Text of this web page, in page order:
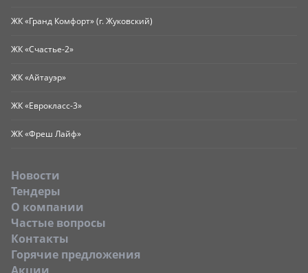
ЖК «Гранд Комфорт» (г. Жуковский)
ЖК «Счастье-2»
ЖК «Айтауэр»
ЖК «Еврокласс-3»
ЖК «Фреш Лайф»
Новости
Тендеры
O компании
Частые вопросы
Контакты
Горячие предложения